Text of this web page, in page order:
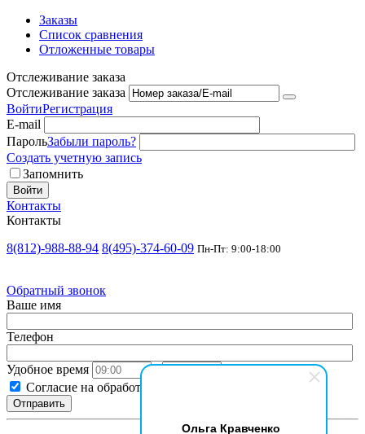
Ольга Кравченко
Заказы
Список сравнения
Отложенные товары
Отслеживание заказа
Отслеживание заказа
ВойтиРегистрация
E-mail
ПарольЗабыли пароль?
Создать учетную запись
Запомнить
Войти
Контакты
Контакты
8(812)-988-88-94 8(495)-374-60-09 Пн-Пт: 9:00-18:00
Обратный звонок
Ваше имя
Телефон
Удобное время
-
Согласие на обработку
Отправить